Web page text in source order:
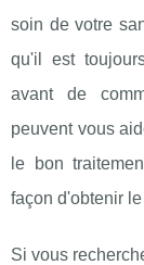
soin de votre
qu'il est
avant de
peuvent vous
le bon
façon d'obtenir
Si vous